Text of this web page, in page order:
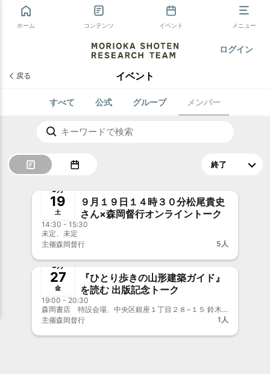
ホーム コンテンツ イベント メニュー
ログイン
戻る イベント
すべて 公式 グループ メンバー
9月
19
土
９月１９日１４時３０分松尾貴史
さん×森岡督行オンライントーク
14:30 - 15:30
未定、未定
主催森岡督行 5人
終了
3月
27
金
『ひとり歩きの山形建築ガイド』
を読む 出版記念トーク
19:00 - 20:30
森岡書店 特設会場、中央区銀座１丁目２８−１５ 鈴木ビル
主催森岡督行 1人